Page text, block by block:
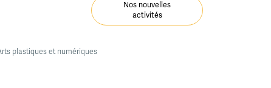
Nos nouvelles
activités